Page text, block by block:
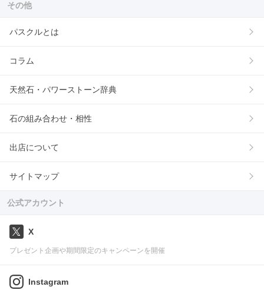
その他
パスクルとは
コラム
天然石・パワーストーン辞典
石の組み合わせ・相性
出店について
サイトマップ
公式アカウント
X
プレゼント企画や期間限定のキャンペーンを開催
Instagram